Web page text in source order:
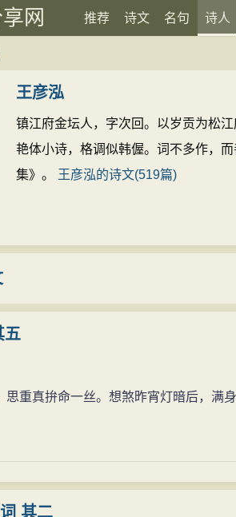
网 推荐 诗文 名句 诗人
王彦泓
镇江府金坛人，字次回。以岁贡为松
艳体小诗，格调似韩偓。词不多作，
集》。
王彦泓的诗文(519篇)
五
思重真拚命一丝。想煞昨宵灯暗后，满身
其二